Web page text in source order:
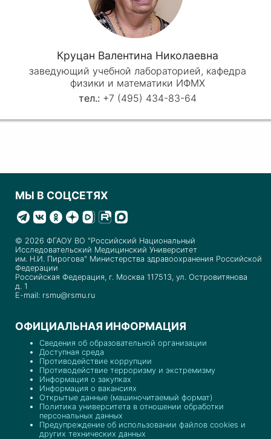
Круцан Валентина Николаевна
заведующий учебной лабораторией, кафедра
физики и математики ИФМХ
+7 (495) 434-83-64
МЫ В СОЦСЕТЯХ
© 2026 ФГАОУ ВО "Российский Национальный
Исследовательский Медицинский Университет
им. Н.И. Пирогова" Министерства здравоохранения Российской
Федерации
Российская Федерация, г. Москва 117513, ул. Островитянова
д. 1
E-mail: rsmu@rsmu.ru
ОФИЦИАЛЬНАЯ ИНФОРМАЦИЯ
Сведения об образовательной организации
Доступная среда
Противодействие коррупции
Противодействие терроризму и экстремизму
Информация о закупках
Информация о вакансиях
Открытые данные (машиночитаемый формат)
Политика университета в отношении обработки
персональных данных
Предупреждение об использовании файлов cookies и
других технических данных